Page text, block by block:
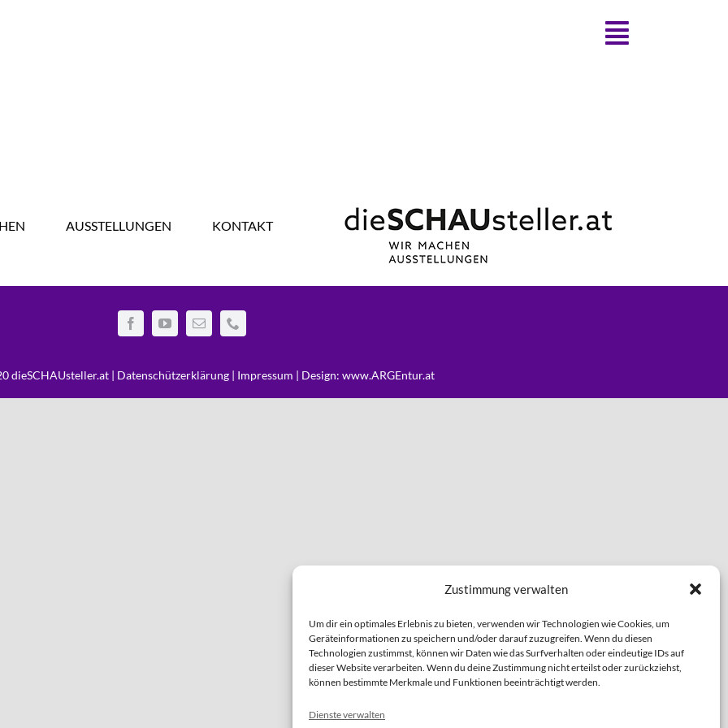
Zustimmung verwalten
Um dir ein optimales Erlebnis zu bieten, verwenden wir Technologien wie Cookies, um
Geräteinformationen zu speichern und/oder darauf zuzugreifen. Wenn du diesen
Technologien zustimmst, können wir Daten wie das Surfverhalten oder eindeutige IDs auf
dieser Website verarbeiten. Wenn du deine Zustimmung nicht erteilst oder zurückziehst,
können bestimmte Merkmale und Funktionen beeinträchtigt werden.
Dienste verwalten
AUSSTELLUNGEN KONTAKT
dieSCHAUsteller.at | Datenschützerklärung | Impressum | Design: www.ARGEntur.at